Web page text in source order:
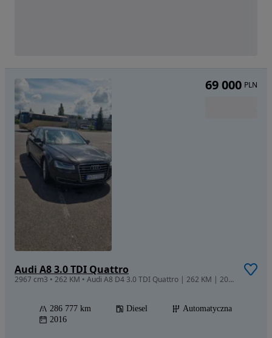
Audi A8 3.0 TDI Quattro
2967 cm3 • 262 KM • Audi A8 D4 3.0 TDI Quattro | 262 KM | 2016 r. | Pełna Faktura VAT 23%
286 777 km Diesel
Automatyczna
2016
69 000 PLN